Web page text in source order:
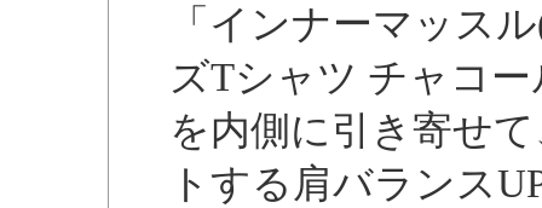
「インナーマッス
ズTシャツ チャコ
を内側に引き寄せ
トする肩バランス